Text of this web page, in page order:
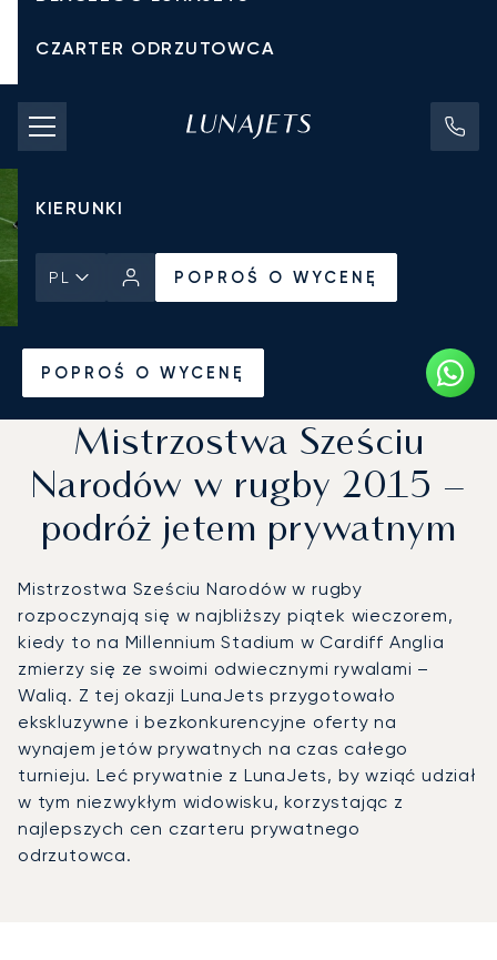
CZARTER ODRZUTOWCA
KOSZTY CZARTERU
PRYWATNE ODRZUTOWCE
KIERUNKI
PL POPROŚ O WYCENĘ
POPROŚ O WYCENĘ
Mistrzostwa Sześciu
Narodów w rugby 2015 –
podróż jetem prywatnym
Mistrzostwa Sześciu Narodów w rugby
rozpoczynają się w najbliższy piątek wieczorem,
kiedy to na Millennium Stadium w Cardiff Anglia
zmierzy się ze swoimi odwiecznymi rywalami –
Walią. Z tej okazji LunaJets przygotowało
ekskluzywne i bezkonkurencyjne oferty na
wynajem jetów prywatnych na czas całego
turnieju. Leć prywatnie z LunaJets, by wziąć udział
w tym niezwykłym widowisku, korzystając z
najlepszych cen czarteru prywatnego
odrzutowca.